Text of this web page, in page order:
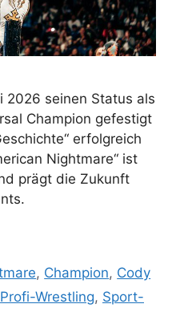
2026 seinen Status als
Champion gefestigt
erfolgreich
Nightmare“ ist
prägt die Zukunft
, Champion, Cody
Profi-Wrestling, Sport-